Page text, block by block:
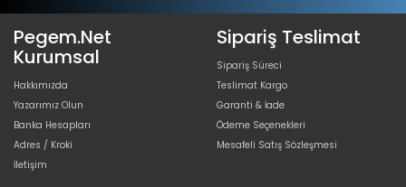
Pegem.Net
Kurumsal
Hakkımızda
Yazarımız Olun
Banka Hesapları
Adres / Kroki
İletişim
Sipariş Teslimat
Sipariş Süreci
Teslimat Kargo
Garanti & İade
Ödeme Seçenekleri
Mesafeli Satış Sözleşmesi